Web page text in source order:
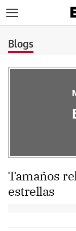
Blogs
Tamaños
estrellas